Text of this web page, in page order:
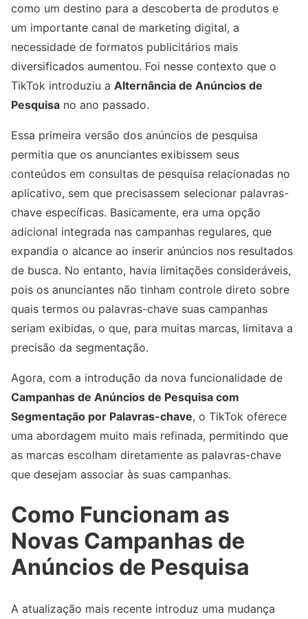
como um destino para a descoberta de produtos e
um importante canal de marketing digital, a
necessidade de formatos publicitários mais
diversificados aumentou. Foi nesse contexto que o
TikTok introduziu a Alternância de Anúncios de
Pesquisa no ano passado.
Essa primeira versão dos anúncios de pesquisa
permitia que os anunciantes exibissem seus
conteúdos em consultas de pesquisa relacionadas no
aplicativo, sem que precisassem selecionar palavras-
chave específicas. Basicamente, era uma opção
adicional integrada nas campanhas regulares, que
expandia o alcance ao inserir anúncios nos resultados
de busca. No entanto, havia limitações consideráveis,
pois os anunciantes não tinham controle direto sobre
quais termos ou palavras-chave suas campanhas
seriam exibidas, o que, para muitas marcas, limitava a
precisão da segmentação.
Agora, com a introdução da nova funcionalidade de
Campanhas de Anúncios de Pesquisa com
Segmentação por Palavras-chave, o TikTok oferece
uma abordagem muito mais refinada, permitindo que
as marcas escolham diretamente as palavras-chave
que desejam associar às suas campanhas.
Como Funcionam as
Novas Campanhas de
Anúncios de Pesquisa
A atualização mais recente introduz uma mudança